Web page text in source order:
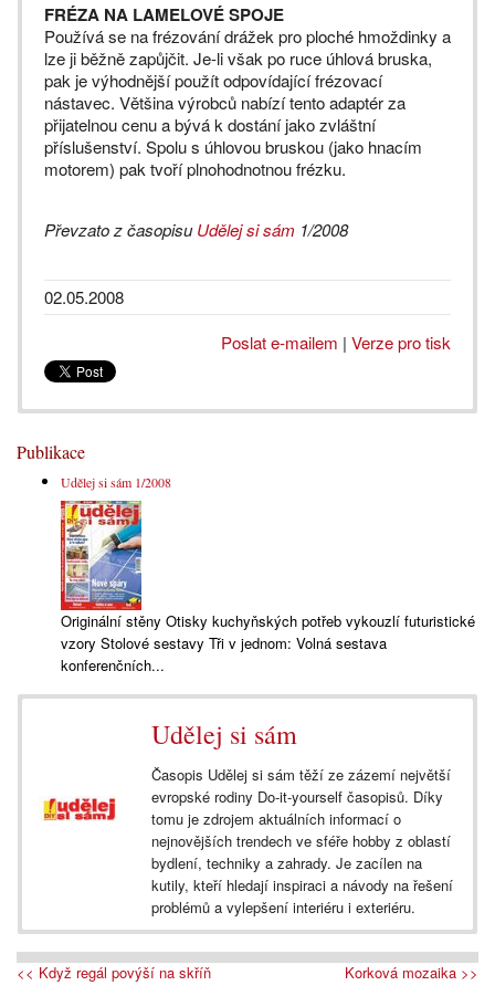
FRÉZA NA LAMELOVÉ SPOJE
Používá se na frézování drážek pro ploché hmoždinky a
lze ji běžně zapůjčit. Je-li však po ruce úhlová bruska,
pak je výhodnější použít odpovídající frézovací
nástavec. Většina výrobců nabízí tento adaptér za
přijatelnou cenu a bývá k dostání jako zvláštní
příslušenství. Spolu s úhlovou bruskou (jako hnacím
motorem) pak tvoří plnohodnotnou frézku.
Převzato z časopisuUdělej si sám 1/2008
02.05.2008
Poslat e-mailem | Verze pro tisk
Publikace
Udělej si sám 1/2008
Originální stěny Otisky kuchyňských potřeb vykouzlí futuristické
vzory Stolové sestavy Tři v jednom: Volná sestava
konferenčních...
Udělej si sám
Časopis Udělej si sám těží ze zázemí největší
evropské rodiny Do-it-yourself časopisů. Díky
tomu je zdrojem aktuálních informací o
nejnovějších trendech ve sféře hobby z oblastí
bydlení, techniky a zahrady. Je zacílen na
kutily, kteří hledají inspiraci a návody na řešení
problémů a vylepšení interiéru i exteriéru.
<< Když regál povýší na skříň Korková mozaika >>